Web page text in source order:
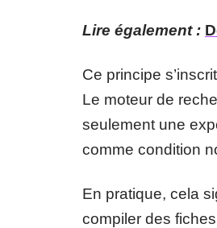
Lire également :
Ce principe
Le moteur de
seulement une
comme condition
En pratique, cela
compiler des